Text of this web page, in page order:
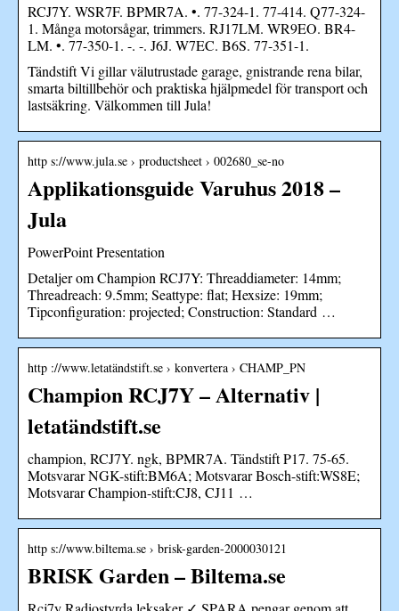
RCJ7Y. WSR7F. BPMR7A. •. 77-324-1. 77-414. Q77-324-
1. Många motorsågar, trimmers. RJ17LM. WR9EO. BR4-
LM. •. 77-350-1. -. -. J6J. W7EC. B6S. 77-351-1.
Tändstift Vi gillar välutrustade garage, gnistrande rena bilar,
smarta biltillbehör och praktiska hjälpmedel för transport och
lastsäkring. Välkommen till Jula!
http s://www.jula.se › productsheet › 002680_se-no
Applikationsguide Varuhus 2018 –
Jula
PowerPoint Presentation
Detaljer om Champion RCJ7Y: Threaddiameter: 14mm;
Threadreach: 9.5mm; Seattype: flat; Hexsize: 19mm;
Tipconfiguration: projected; Construction: Standard …
http ://www.letatändstift.se › konvertera › CHAMP_PN
Champion RCJ7Y – Alternativ |
letatändstift.se
champion, RCJ7Y. ngk, BPMR7A. Tändstift P17. 75-65.
Motsvarar NGK-stift:BM6A; Motsvarar Bosch-stift:WS8E;
Motsvarar Champion-stift:CJ8, CJ11 …
http s://www.biltema.se › brisk-garden-2000030121
BRISK Garden – Biltema.se